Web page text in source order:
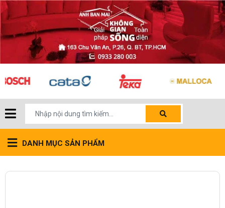
DANH MỤC SẢN PHẨM